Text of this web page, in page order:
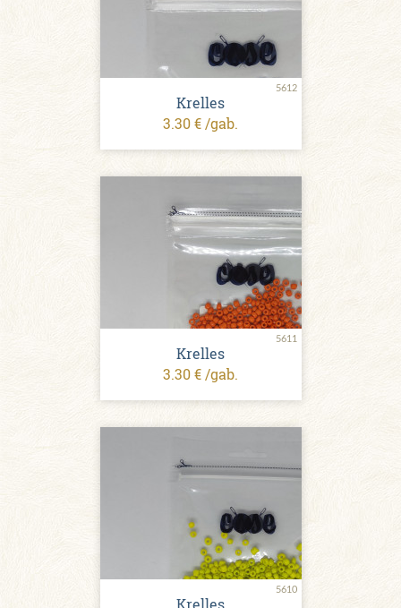
5612
Krelles
3.30 € /gab.
5611
Krelles
3.30 € /gab.
5610
Krelles